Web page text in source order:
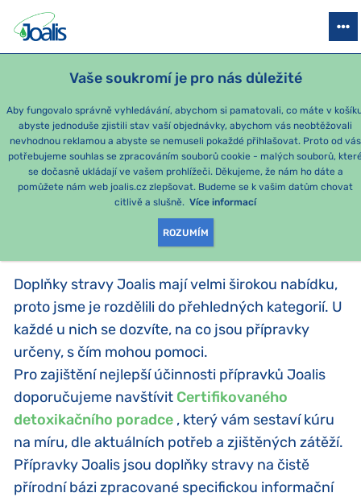
Vaše soukromí je pro nás důležité
Aby fungovalo správně vyhledávání, abychom si pamatovali, co máte v
abyste jednoduše zjistili stav vaší objednávky, abychom vás neobtěžovali
nevhodnou reklamou a abyste se nemuseli pokaždé přihlašovat. Proto od vás
potřebujeme souhlas se zpracováním souborů cookie - malých souborů,
se dočasně ukládají ve vašem prohlížeči. Děkujeme, že nám ho dáte a
pomůžete nám web joalis.cz zlepšovat. Budeme se k vašim datům chovat
citlivě a slušně. Více informací
ROZUMÍM
PRODUKTY PODLE OBTÍŽÍ SEZÓNNÍ BALÍČKY PRO DĚTI
PODLE KATEGORIE
PRODUKTY PODLE
KATEGORIE:
PODLE KATEGORIE
Doplňky stravy Joalis mají velmi širokou nabídku,
proto jsme je rozdělili do přehledných kategorií. U
každé u nich se dozvíte, na co jsou přípravky
určeny, s čím mohou pomoci.
Pro zajištění nejlepší účinnosti přípravků Joalis
doporučujeme navštívit Certifikovaného
detoxikačního poradce , který vám sestaví kúru
na míru, dle aktuálních potřeb a zjištěných zátěží.
Přípravky Joalis jsou doplňky stravy na čistě
přírodní bázi zpracované specifickou informační